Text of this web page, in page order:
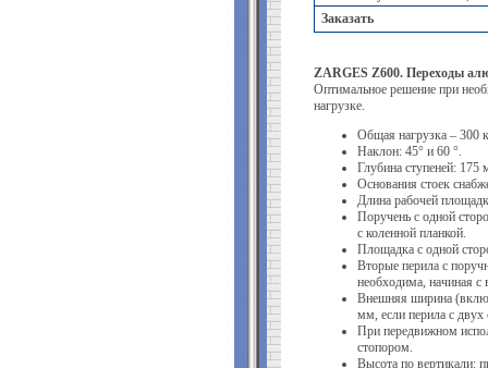
Заказать
ZARGES Z600. Переходы
Оптимальное решение при
нагрузке.
Общая нагрузка – 300
Наклон: 45° и 60 °.
Глубина ступеней:
Основания стоек
Длина рабочей
Поручень с одной
с коленной планкой.
Площадка с одной
Вторые перила с
необходима, начиная
Внешняя ширина
мм, если перила с двух
При передвижном
стопором.
Высота по вертикали: